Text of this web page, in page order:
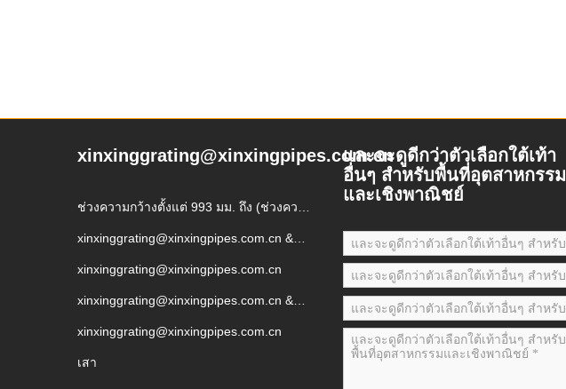
xinxinggrating@xinxingpipes.com.cn
ช่วงความกว้างตั้งแต่ 993 มม. ถึง (ช่วงความ
กว้างตั้งแต่ 993 มม. ถึง)
xinxinggrating@xinxingpipes.com.cn &
xinxinggrating@xinxingpipes.com.cn
xinxinggrating@xinxingpipes.com.cn
xinxinggrating@xinxingpipes.com.cn &
xinxinggrating@xinxingpipes.com.cn
xinxinggrating@xinxingpipes.com.cn
เสา
และจะดูดีกว่าตัวเลือกใต้เท้า
อื่นๆ สำหรับพื้นที่อุตสาหกรรม
และเชิงพาณิชย์